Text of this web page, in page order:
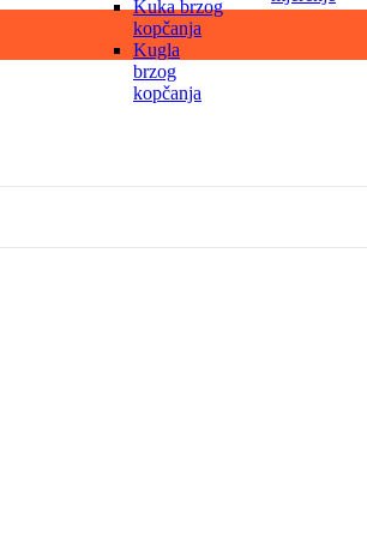
Kuka brzog
kopčanja
Kugla
brzog
kopčanja